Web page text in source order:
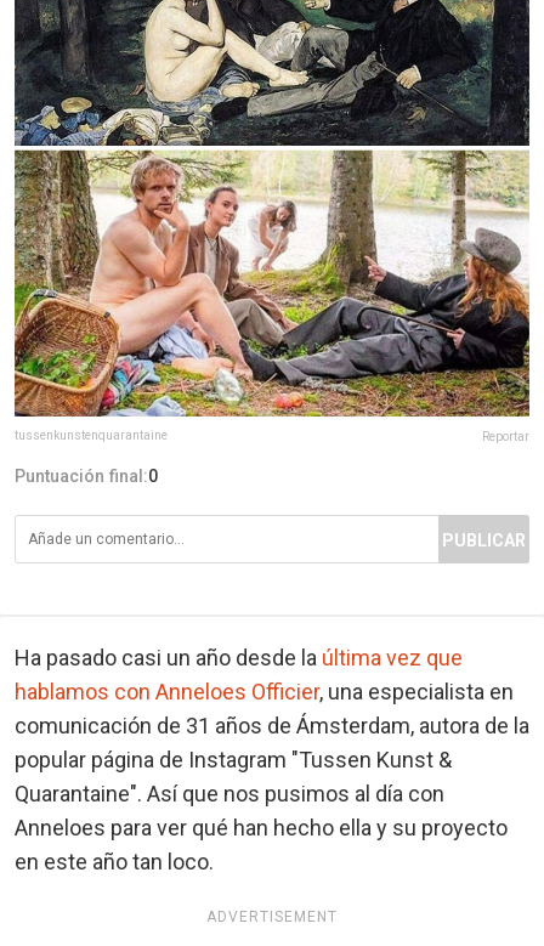
tussenkunstenquarantaine Reportar
Puntuación final:0
PUBLICAR
Ha pasado casi un año desde la última vez que
hablamos con Anneloes Officier, una especialista en
comunicación de 31 años de Ámsterdam, autora de la
popular página de Instagram "Tussen Kunst &
Quarantaine". Así que nos pusimos al día con
Anneloes para ver qué han hecho ella y su proyecto
en este año tan loco.
ADVERTISEMENT